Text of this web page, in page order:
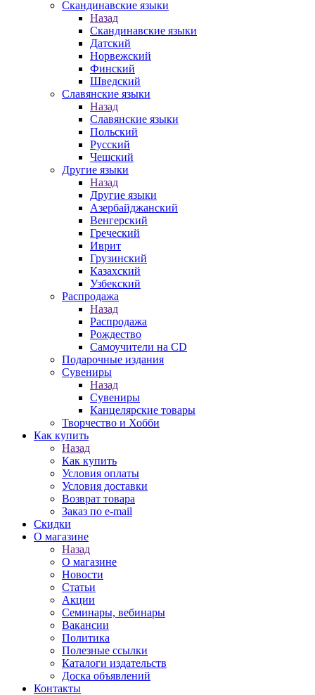
Скандинавские языки
Назад
Скандинавские языки
Датский
Норвежский
Финский
Шведский
Славянские языки
Назад
Славянские языки
Польский
Русский
Чешский
Другие языки
Назад
Другие языки
Азербайджанский
Венгерский
Греческий
Иврит
Грузинский
Казахский
Узбекский
Распродажа
Назад
Распродажа
Рождество
Самоучители на CD
Подарочные издания
Сувениры
Назад
Сувениры
Канцелярские товары
Творчество и Хобби
Как купить
Назад
Как купить
Условия оплаты
Условия доставки
Возврат товара
Заказ по e-mail
Скидки
О магазине
Назад
О магазине
Новости
Статьи
Акции
Семинары, вебинары
Вакансии
Политика
Полезные ссылки
Каталоги издательств
Доска объявлений
Контакты